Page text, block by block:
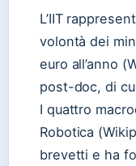
L’IIT
volontà dei
euro all’anno
post-doc, di
I quattro
Robotica
brevetti e ha